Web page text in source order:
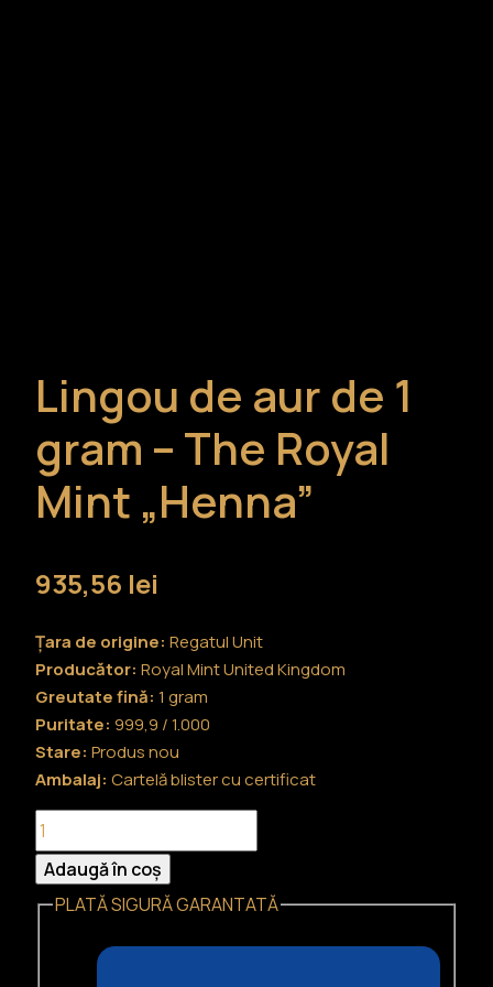
Lingou de aur de 1
gram – The Royal
Mint „Henna”
935,56 lei
Țara de origine: Regatul Unit
Producător: Royal Mint United Kingdom
Greutate fină: 1 gram
Puritate: 999,9 / 1.000
Stare: Produs nou
Ambalaj: Cartelă blister cu certificat
Cantitate
Lingou
Adaugă în coș
PLATĂ SIGURĂ GARANTATĂ